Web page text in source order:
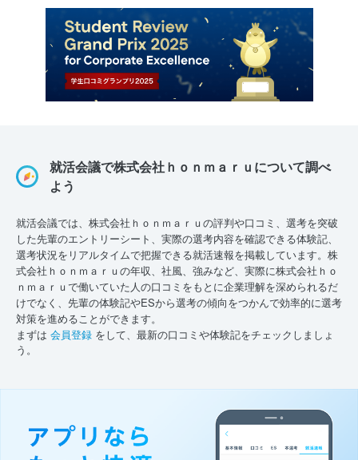
就活会議で株式会社ｈｏｎｍａｒｕについて調べ
よう
就活会議では、株式会社ｈｏｎｍａｒｕの評判や口コミ、選考を突破
した先輩のエントリーシート、実際の選考内容を確認できる体験記、
選考状況をリアルタイムで把握できる就活速報を掲載しています。株
式会社ｈｏｎｍａｒｕの年収、社風、強みなど、実際に株式会社ｈｏ
ｎｍａｒｕで働いていた人の口コミをもとに企業理解を深められるだ
けでなく、先輩の体験記やESから選考の傾向をつかんで効率的に選考
対策を進めることができます。
まずは 会員登録 をして、最新の口コミや体験記をチェックしましょ
う。